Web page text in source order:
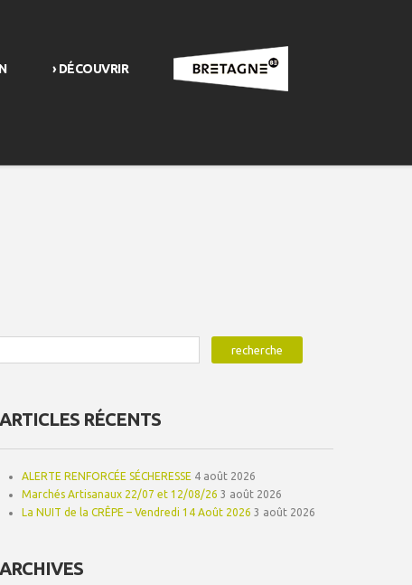
› DÉCOUVRIR
ARTICLES RÉCENTS
ALERTE RENFORCÉE SÉCHERESSE 4 août 2026
Marchés Artisanaux 22/07 et 12/08/26 3 août 2026
La NUIT de la CRÊPE – Vendredi 14 Août 2026 3 août 2026
ARCHIVES